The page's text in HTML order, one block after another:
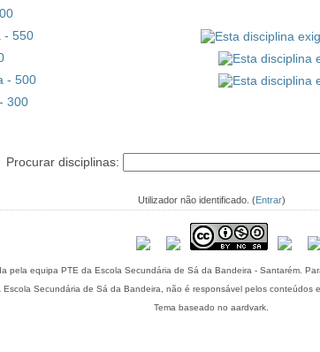
- 550
- 500
300
Procurar disciplinas:
Utilizador não identificado. (Entrar)
Esta
Escola Secundária de Sá da Bandeira, não é responsável pelos conteúdos
Tema baseado no aardvark.